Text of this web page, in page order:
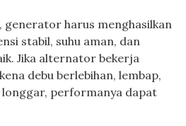
generator harus menghasilkan
stabil, suhu aman, dan
Jika alternator bekerja
debu berlebihan, lembap,
performanya dapat